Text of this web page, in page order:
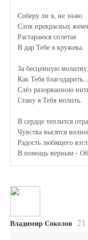
Соберу ли я, не знаю
Слов прекрасных
Растараюся сплетая
В дар Тебе я кружева.
За бесценную молитву,
Как Тебя
Слёз разорванною
Стану я Тебя молить.
В сердце теплится
Чувства высятся
Радость любящего
В помощь верным -
Владимир Соколов 21